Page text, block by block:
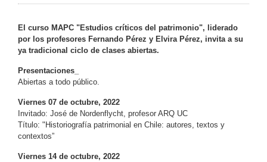
El curso MAPC "Estudios críticos del patrimonio", liderado
por los profesores Fernando Pérez y Elvira Pérez, invita a su
ya tradicional ciclo de clases abiertas.
Presentaciones_
Abiertas a todo público.
Viernes 07 de octubre, 2022
Invitado: José de Nordenflycht, profesor ARQ UC
Título: "Historiografía patrimonial en Chile: autores, textos y
contextos”
Viernes 14 de octubre, 2022